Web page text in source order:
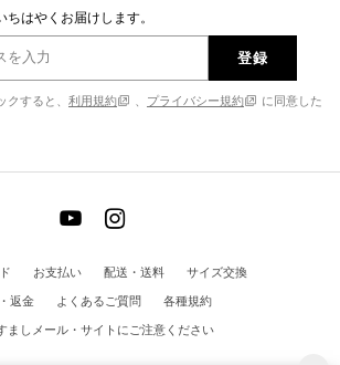
はやくお届けします。
登録
すると、 利用規約 プライバシー規約
に同意した
お支払い 配送・送料
サイズ交換
返金
よくあるご質問
各種規約
ましメール・サイトにご注意ください